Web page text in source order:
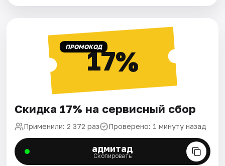
ПРОМОКОД17%
Скидка 17% на сервисный сбор
Применили: 2 372 раз Проверено: 1 минуту назад
адмитад
Скопировать